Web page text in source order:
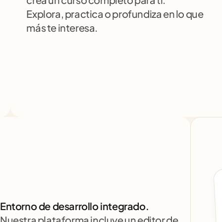
Explora, practica o profundiza en lo que
más te interesa.
Entorno de desarrollo integrado.